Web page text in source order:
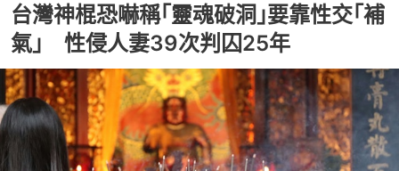
台灣神棍恐嚇稱｢靈魂破洞｣要靠性交｢補
氣｣ 性侵人妻39次判囚25年